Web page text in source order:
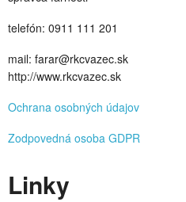
telefón: 0911 111 201
mail: farar@rkcvazec.sk
http://www.rkcvazec.sk
Ochrana osobných údajov
Zodpovedná osoba GDPR
Linky